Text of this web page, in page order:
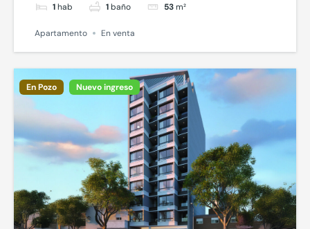
1hab 1baño 53m²
Apartamento En venta
En Pozo Nuevo ingreso